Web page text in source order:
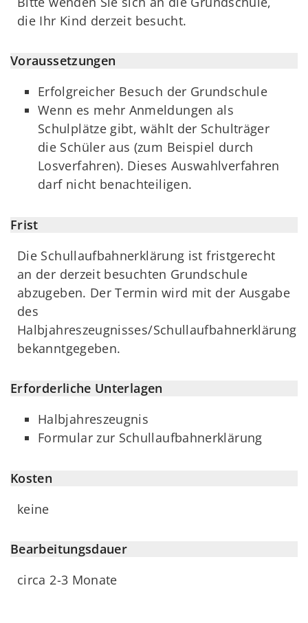
die Ihr Kind derzeit besucht.
Voraussetzungen
Erfolgreicher Besuch der Grundschule
Wenn es mehr Anmeldungen als
Schulplätze gibt, wählt der Schulträger
die Schüler aus (zum Beispiel durch
Losverfahren). Dieses Auswahlverfahren
darf nicht benachteiligen.
Frist
Die Schullaufbahnerklärung ist fristgerecht
an der derzeit besuchten Grundschule
abzugeben. Der Termin wird mit der Ausgabe
des
Halbjahreszeugnisses/Schullaufbahnerklärung
bekanntgegeben.
Erforderliche Unterlagen
Halbjahreszeugnis
Formular zur Schullaufbahnerklärung
Kosten
keine
Bearbeitungsdauer
circa 2-3 Monate